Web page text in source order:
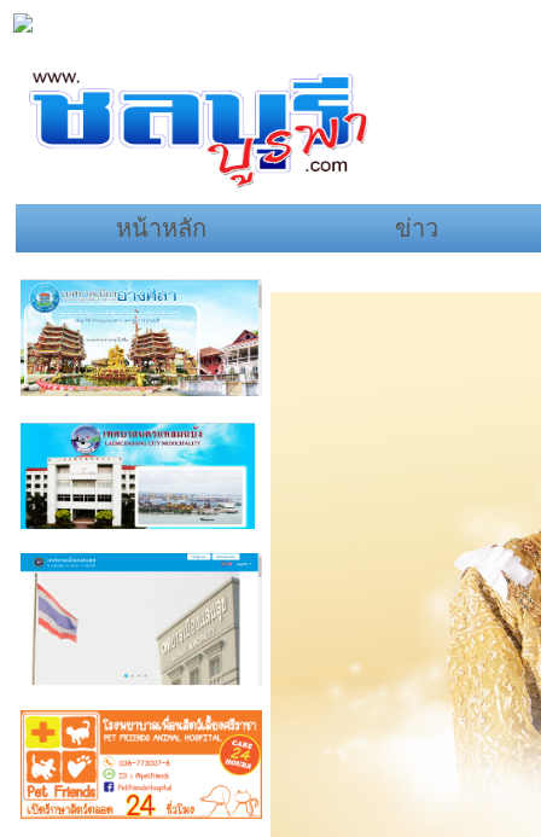
หน้าหลัก ข่าว